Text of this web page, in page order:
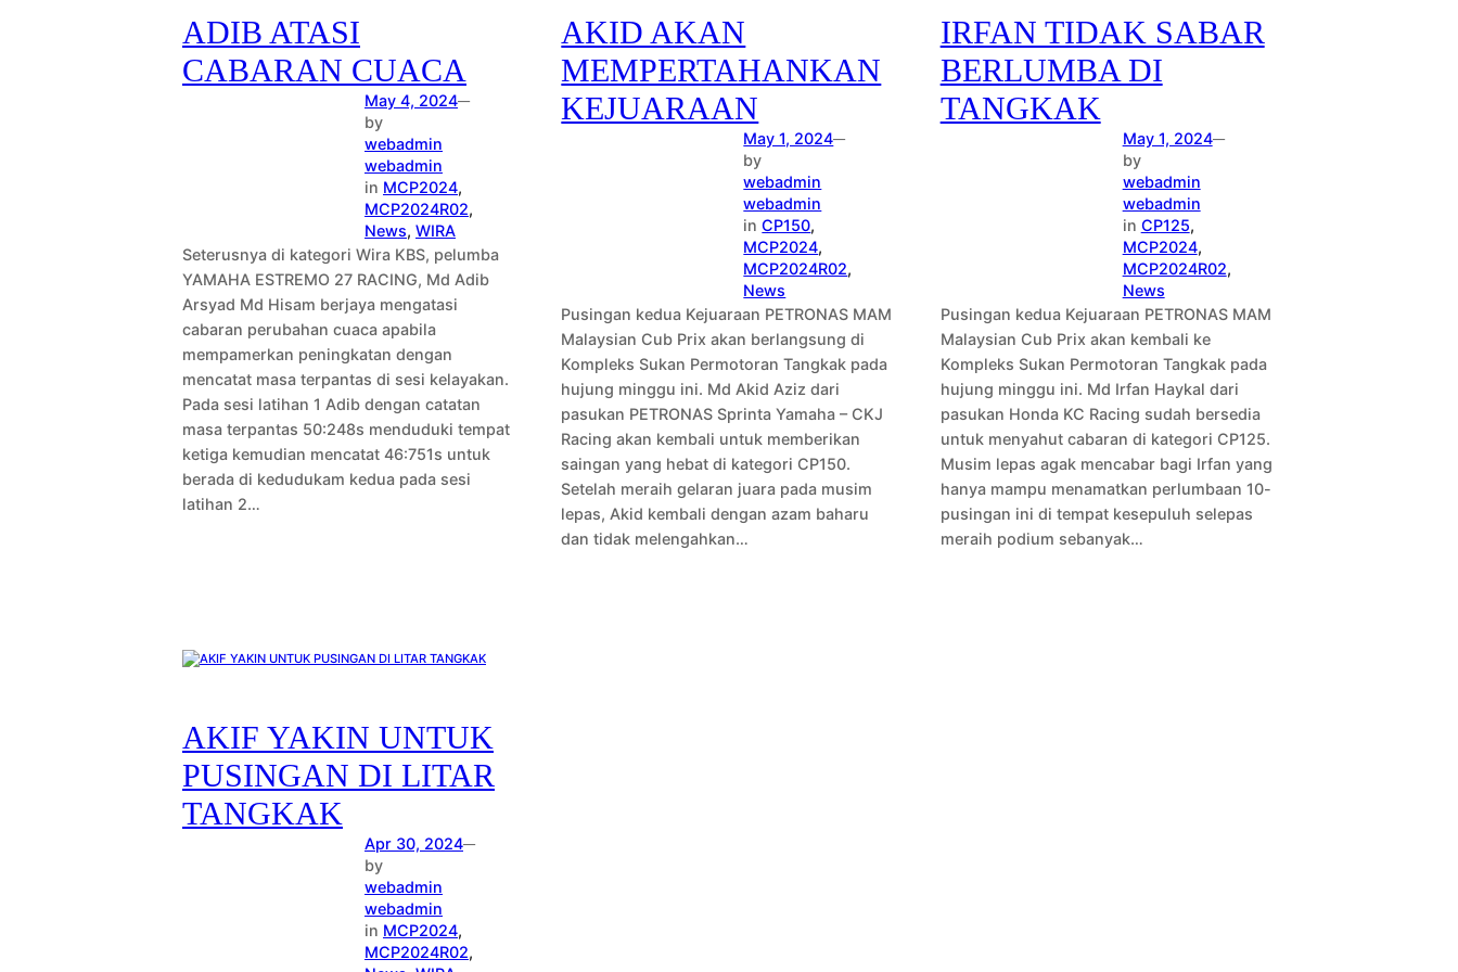
ADIB ATASI
CABARAN CUACA
May 4, 2024—
by
webadmin
webadmin
in MCP2024
MCP2024R02
News, WIRA
Seterusnya di kategori Wira KBS, pelumba
YAMAHA ESTREMO 27 RACING, Md Adib
Arsyad Md Hisam berjaya mengatasi
cabaran perubahan cuaca apabila
mempamerkan peningkatan dengan
mencatat masa terpantas di sesi kelayakan.
Pada sesi latihan 1 Adib dengan catatan
masa terpantas 50:248s menduduki tempat
ketiga kemudian mencatat 46:751s untuk
berada di kedudukam kedua pada sesi
latihan 2…
AKID AKAN
MEMPERTAHANKAN
KEJUARAAN
May 1, 2024—
by
webadmin
webadmin
inCP150
MCP2024
MCP2024R02
News
Pusingan kedua Kejuaraan PETRONAS MAM
Malaysian Cub Prix akan berlangsung di
Kompleks Sukan Permotoran Tangkak pada
hujung minggu ini. Md Akid Aziz dari
pasukan PETRONAS Sprinta Yamaha – CKJ
Racing akan kembali untuk memberikan
saingan yang hebat di kategori CP150.
Setelah meraih gelaran juara pada musim
lepas, Akid kembali dengan azam baharu
dan tidak melengahkan…
IRFAN TIDAK SABAR
BERLUMBA DI
TANGKAK
May 1, 2024—
by
webadmin
webadmin
in CP125
MCP2024
MCP2024R02
News
Pusingan kedua Kejuaraan PETRONAS MAM
Malaysian Cub Prix akan kembali ke
Kompleks Sukan Permotoran Tangkak pada
hujung minggu ini. Md Irfan Haykal dari
pasukan Honda KC Racing sudah bersedia
untuk menyahut cabaran di kategori CP125.
Musim lepas agak mencabar bagi Irfan yang
hanya mampu menamatkan perlumbaan 10-
pusingan ini di tempat kesepuluh selepas
meraih podium sebanyak…
AKIF YAKIN UNTUK
PUSINGAN DI LITAR
TANGKAK
Apr 30, 2024—
by
webadmin
webadmin
in MCP2024
MCP2024R02